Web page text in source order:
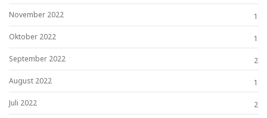
November 2022
1
Oktober 2022
1
September 2022
2
August 2022
1
Juli 2022
2